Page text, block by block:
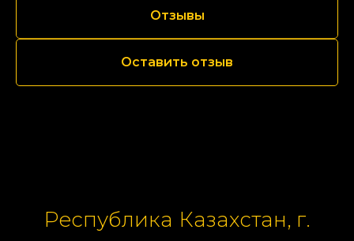
Отзывы
Оставить отзыв
Республика Казахстан, г.